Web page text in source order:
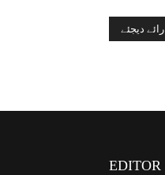
EDITOR